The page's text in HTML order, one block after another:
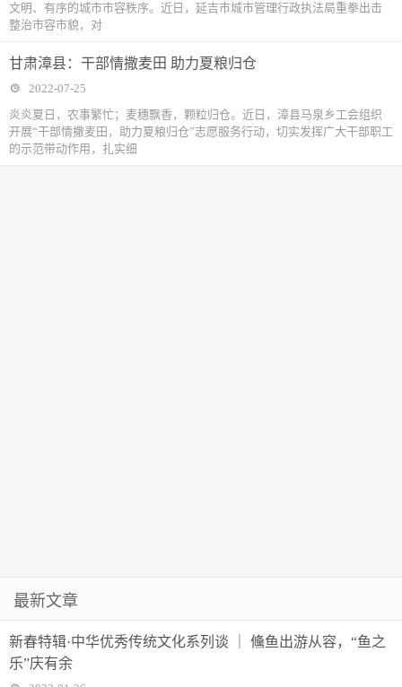
文明、有序的城市市容秩序。近日，延吉市城市管理行政执法局重拳出击
整治市容市貌，对
甘肃漳县：干部情撒麦田 助力夏粮归仓
2022-07-25
炎炎夏日，农事繁忙；麦穗飘香，颗粒归仓。近日，漳县马泉乡工会组织
开展“干部情撒麦田，助力夏粮归仓”志愿服务行动，切实发挥广大干部职工
的示范带动作用，扎实细
最新文章
新春特辑·中华优秀传统文化系列谈 ｜ 儵鱼出游从容，“鱼之
乐”庆有余